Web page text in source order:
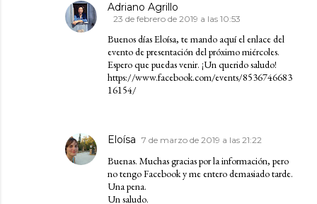
Adriano Agrillo
23 de febrero de 2019 a las 10:53
Buenos días Eloísa, te mando aquí el enlace del
evento de presentación del próximo miércoles.
Espero que puedas venir. ¡Un querido saludo!
https://www.facebook.com/events/8536746683
16154/
Eloísa 7 de marzo de 2019 a las 21:22
Buenas. Muchas gracias por la información, pero
no tengo Facebook y me entero demasiado tarde.
Una pena.
Un saludo.